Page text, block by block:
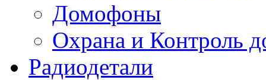
Домофоны
Охрана и Контроль
Радиодетали